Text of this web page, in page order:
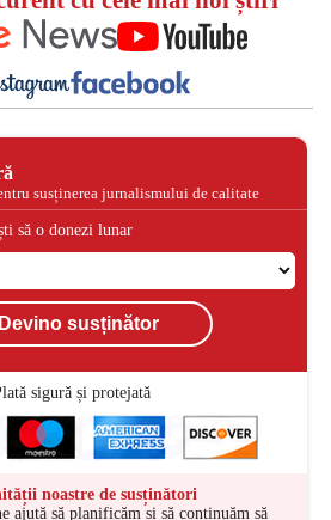
susținerea jurnalismului de calitate
să o donezi lunar
Devino susținător
sigură și protejată
noastre de susținători
ajută să planificăm și să continuăm să